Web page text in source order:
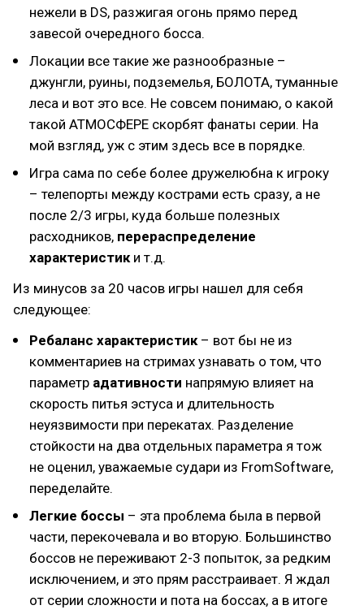
нежели в DS, разжигая огонь прямо перед
завесой очередного босса.
Локации все такие же разнообразные –
джунгли, руины, подземелья, БОЛОТА, туманные
леса и вот это все. Не совсем понимаю, о какой
такой АТМОСФЕРЕ скорбят фанаты серии. На
мой взгляд, уж с этим здесь все в порядке.
Игра сама по себе более дружелюбна к игроку
– телепорты между кострами есть сразу, а не
после 2/3 игры, куда больше полезных
расходников, перераспределение
характеристик и т.д.
Из минусов за 20 часов игры нашел для себя
следующее:
Ребаланс характеристик– вот бы не из
комментариев на стримах узнавать о том, что
параметр адативности напрямую влияет на
скорость питья эстуса и длительность
неуязвимости при перекатах. Разделение
стойкости на два отдельных параметра я тож
не оценил, уважаемые судари из FromSoftware,
переделайте.
Легкие боссы – эта проблема была в первой
части, перекочевала и во вторую. Большинство
боссов не переживают 2-3 попыток, за редким
исключением, и это прям расстраивает. Я ждал
от серии сложности и пота на боссах, а в итоге